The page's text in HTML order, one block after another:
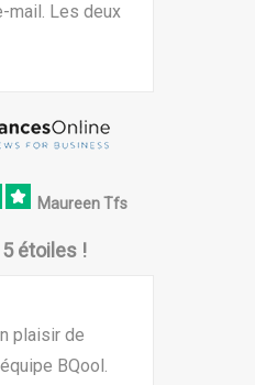
mail. Les deux
Maureen Tfs
étoiles !
plaisir de
BQool.